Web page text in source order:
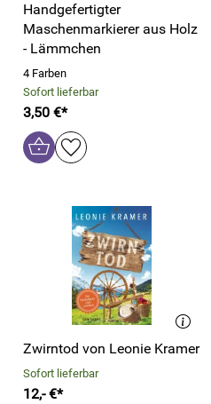
Handgefertigter
Maschenmarkierer aus Holz
- Lämmchen
4 Farben
Sofort lieferbar
3,50 €*
Zwirntod von Leonie Kramer
Sofort lieferbar
12,- €*